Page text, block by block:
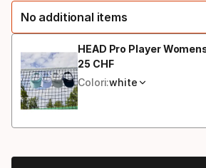
No additional items
HEAD Pro Player
25 CHF
Prezzo finale
Colori:white